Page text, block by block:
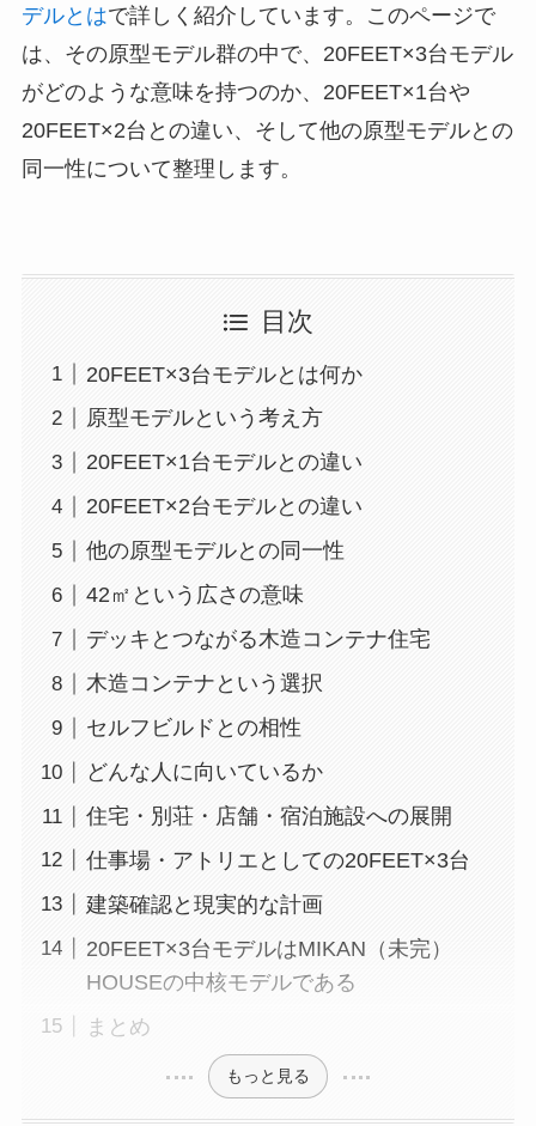
デルとはで詳しく紹介しています。このページで
は、その原型モデル群の中で、20FEET×3台モデル
がどのような意味を持つのか、20FEET×1台や
20FEET×2台との違い、そして他の原型モデルとの
同一性について整理します。
目次
20FEET×3台モデルとは何か
原型モデルという考え方
20FEET×1台モデルとの違い
20FEET×2台モデルとの違い
他の原型モデルとの同一性
42㎡という広さの意味
デッキとつながる木造コンテナ住宅
木造コンテナという選択
セルフビルドとの相性
どんな人に向いているか
住宅・別荘・店舗・宿泊施設への展開
仕事場・アトリエとしての20FEET×3台
建築確認と現実的な計画
20FEET×3台モデルはMIKAN（未完）
HOUSEの中核モデルである
まとめ
もっと見る